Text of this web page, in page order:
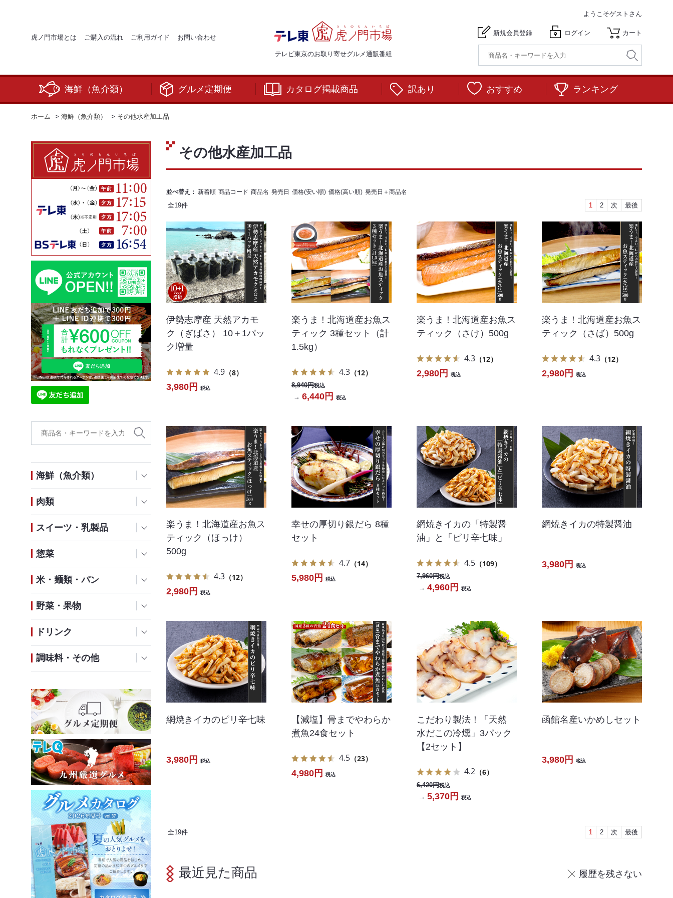
虎ノ門市場とは ご購入の流れ ご利用ガイド お問い合わせ
テレビ東京のお取り寄せグルメ通販番組
ようこそゲストさん
新規会員登録 ログイン カート
海鮮（魚介類） グルメ定期便 カタログ掲載商品 訳あり おすすめ ランキング
ホーム > 海鮮（魚介類） > その他水産加工品
海鮮（魚介類）
肉類
スイーツ・乳製品
惣菜
米・麺類・パン
野菜・果物
ドリンク
調味料・その他
その他水産加工品
並べ替え： 新着順 商品コード 商品名 発売日 価格(安い順) 価格(高い順) 発売日＋商品名
全19件 1 2 次 最後
伊勢志摩産 天然アカモ
ク（ぎばさ） 10＋1パッ
ク増量
4.9 （8）
3,980円 税込
楽うま！北海道産お魚ス
ティック 3種セット（計
1.5kg）
4.3 （12）
8,940円税込
→ 6,440円 税込
楽うま！北海道産お魚ス
ティック（さけ）500g
4.3 （12）
2,980円 税込
楽うま！北海道産お魚ス
ティック（さば）500g
4.3 （12）
2,980円 税込
楽うま！北海道産お魚ス
ティック（ほっけ）
500g
4.3 （12）
2,980円 税込
幸せの厚切り銀だら 8種
セット
4.7 （14）
5,980円 税込
網焼きイカの「特製醤
油」と「ピリ辛七味」
4.5 （109）
7,960円税込
→ 4,960円 税込
網焼きイカの特製醤油
3,980円 税込
網焼きイカのピリ辛七味
3,980円 税込
【減塩】骨までやわらか
煮魚24食セット
4.5 （23）
4,980円 税込
こだわり製法！「天然
水だこの冷燻」3パック
【2セット】
4.2 （6）
6,420円税込
→ 5,370円 税込
函館名産いかめしセット
3,980円 税込
全19件 1 2 次 最後
最近見た商品 履歴を残さない